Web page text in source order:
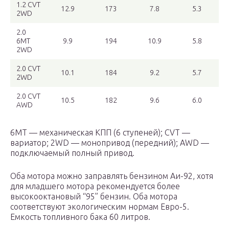
1.2 CVT
2WD
12.9 173 7.8 5.3
2.0
6MT
2WD
9.9 194 10.9 5.8
2.0 CVT
2WD
10.1 184 9.2 5.7
2.0 CVT
AWD
10.5 182 9.6 6.0
6MT — механическая КПП (6 ступеней); CVT —
вариатор; 2WD — монопривод (передний); AWD —
подключаемый полный привод.
Оба мотора можно заправлять бензином Аи-92, хотя
для младшего мотора рекомендуется более
высокооктановый “95” бензин. Оба мотора
соответствуют экологическим нормам Евро-5.
Емкость топливного бака 60 литров.